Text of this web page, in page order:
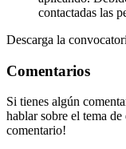
contactadas las
Descarga la
Comentarios
Si tienes algún
hablar sobre el tema
comentario!